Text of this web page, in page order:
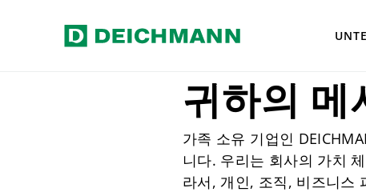
Zum Hauptinhalt springenHome Verantwortung
귀하의 메
가족 소유 기업인
니다. 우리는 회사의 가치
라서, 개인, 조직, 비즈니스